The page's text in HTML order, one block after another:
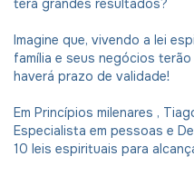
terá grandes resultados?
Imagine que, vivendo a lei
família e seus negócios
haverá prazo de validade!
Em Princípios milenares ,
Especialista em pessoas e
10 leis espirituais para